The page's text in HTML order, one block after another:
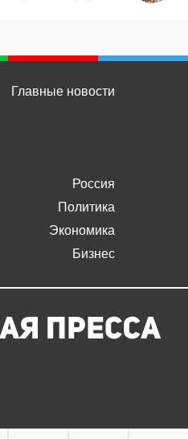
Главные новости
Россия
Политика
Экономика
Бизнес